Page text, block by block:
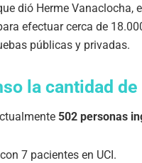
dió Herme
efectuar cerca de
públicas y privadas.
la cantidad
502 personas
7 pacientes en UCI.